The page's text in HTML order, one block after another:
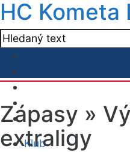
HC Kometa
Klub
Zápasy »
extraligy